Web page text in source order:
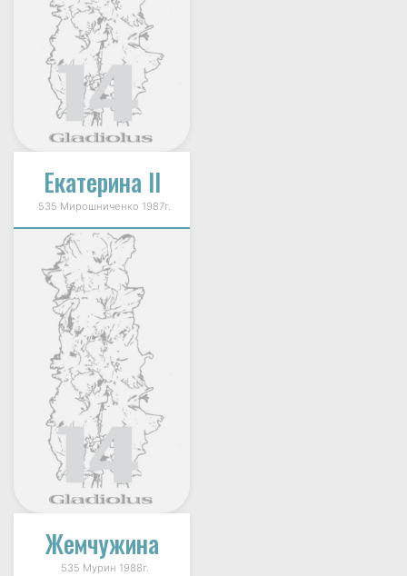
Екатерина II
535 Мирошниченко 1987г.
Жемчужина
535 Мурин 1988г.